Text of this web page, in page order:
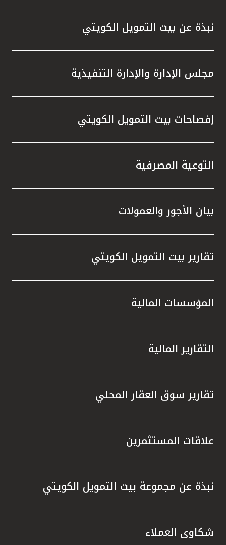
نبذة عن بيت التمويل الكويتي
مجلس الإدارة والإدارة التنفيذية
إفصاحات بيت التمويل الكويتي
التوعية المصرفية
بيان الأجور والعمولات
تقارير بيت التمويل الكويتي
المؤسسات المالية
التقارير المالية
تقارير سوق العقار المحلي
علاقات المستثمرين
نبذة عن مجموعة بيت التمويل الكويتي
شكاوى العملاء